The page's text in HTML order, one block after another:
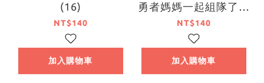
(16)
NT$140
加入購物車
勇者媽媽一起組隊了！
(5)
NT$140
加入購物車